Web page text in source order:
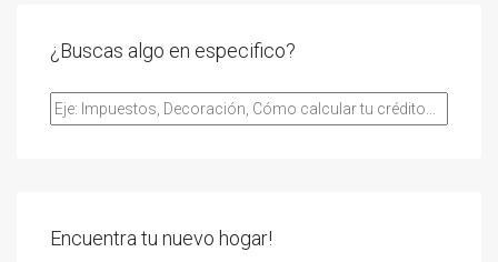
¿Buscas algo en especifico?
Encuentra tu nuevo hogar!